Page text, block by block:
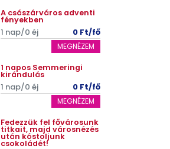
A császárváros adventi
fényekben
1 nap/0 éj 0 Ft/fő
MEGNÉZEM
1 napos Semmeringi
kirándulás
1 nap/0 éj 0 Ft/fő
MEGNÉZEM
Fedezzük fel fővárosunk
titkait, majd városnézés
után kóstoljunk
csokoládét!